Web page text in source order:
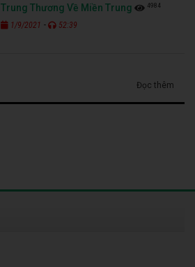
Trung Thương Về Miền Trung
4984
1/9/2021 - 52:39
Đọc thêm